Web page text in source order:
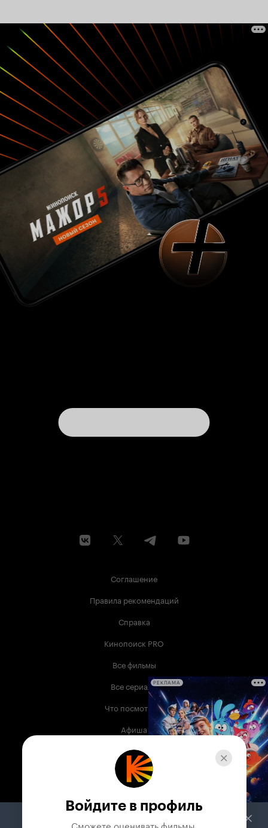
Соглашение
Правила рекомендаций
Справка
Кинопоиск PRO
Все фильмы
Все сериалы
Что посмотреть
Афиша
Музыка
Телепрограмма
Служба поддержки
РЕКЛАМА
Войдите в профиль
Сможете оценивать фильмы,